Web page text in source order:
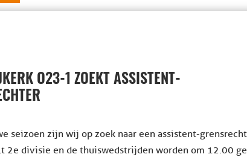
O23-1 ZOEKT ASSISTENT-
seizoen zijn wij op zoek naar een assistent-
2e divisie en de thuiswedstrijden worden om 12.00